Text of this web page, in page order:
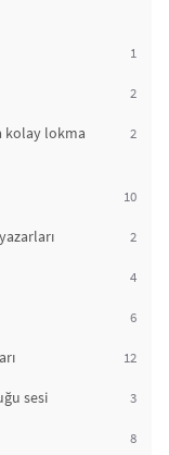
1
2
kolay lokma
2
10
2
4
6
12
sesi 3
8